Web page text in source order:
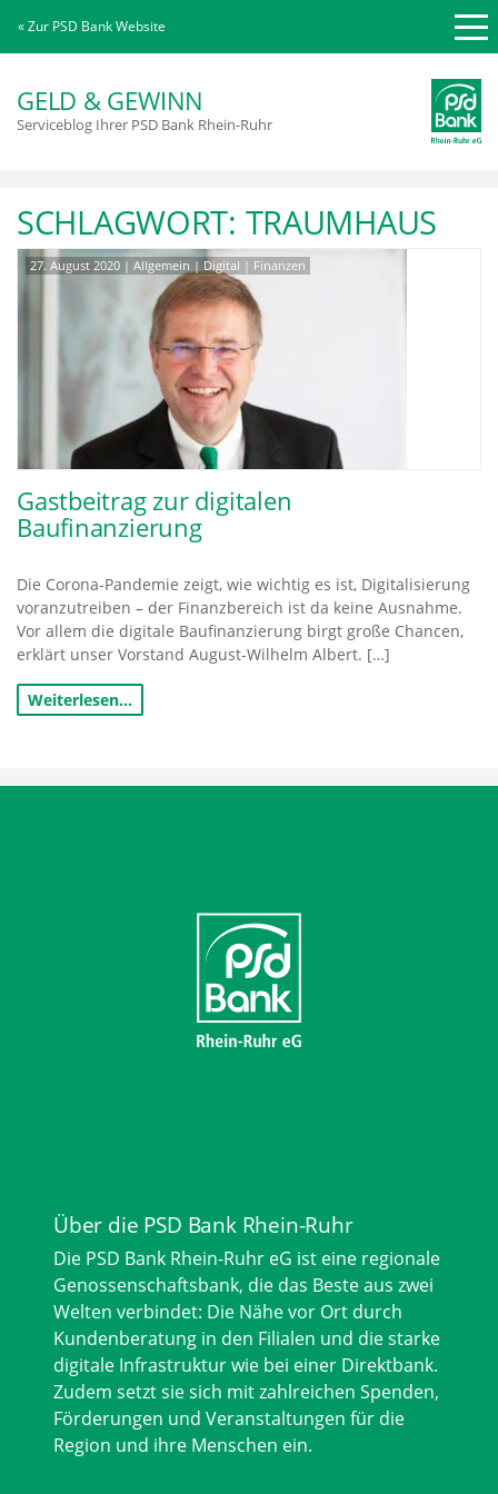
« Zur PSD Bank Website
GELD & GEWINN
Serviceblog Ihrer PSD Bank Rhein-Ruhr
SCHLAGWORT: TRAUMHAUS
27. August 2020 | Allgemein | Digital | Finanzen
Gastbeitrag zur digitalen
Baufinanzierung
Die Corona-Pandemie zeigt, wie wichtig es ist, Digitalisierung
voranzutreiben – der Finanzbereich ist da keine Ausnahme.
Vor allem die digitale Baufinanzierung birgt große Chancen,
erklärt unser Vorstand August-Wilhelm Albert. […]
Weiterlesen…
Über die PSD Bank Rhein-Ruhr
Die PSD Bank Rhein-Ruhr eG ist eine regionale
Genossenschaftsbank, die das Beste aus zwei
Welten verbindet: Die Nähe vor Ort durch
Kundenberatung in den Filialen und die starke
digitale Infrastruktur wie bei einer Direktbank.
Zudem setzt sie sich mit zahlreichen Spenden,
Förderungen und Veranstaltungen für die
Region und ihre Menschen ein.